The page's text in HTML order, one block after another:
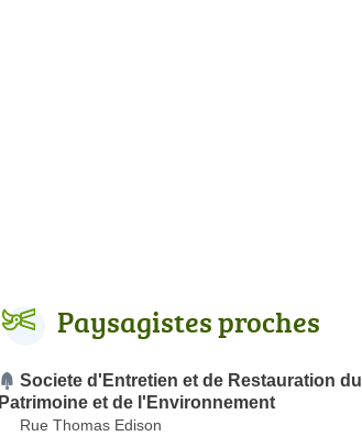
Paysagistes proches
Societe d'Entretien et de Restauration du
Patrimoine et de l'Environnement
Rue Thomas Edison